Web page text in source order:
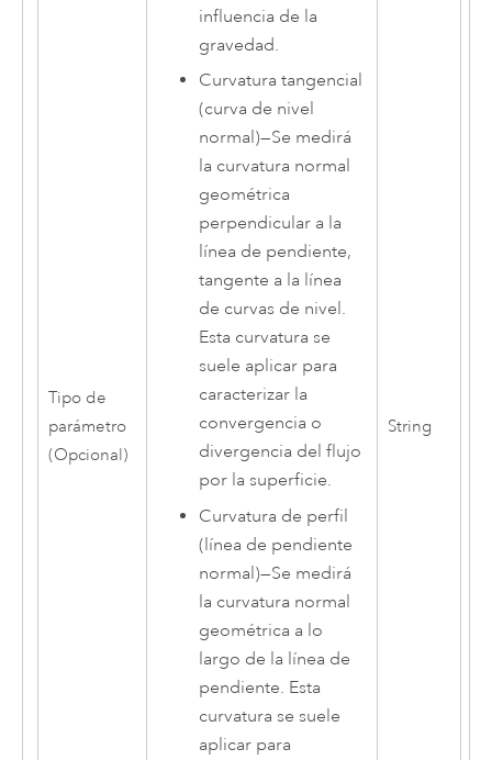
Tipo de
parámetro
(Opcional)
influencia de la
gravedad.
Curvatura tangencial
(curva de nivel
normal)—Se medirá
la curvatura normal
geométrica
perpendicular a la
línea de pendiente,
tangente a la línea
de curvas de nivel.
Esta curvatura se
suele aplicar para
caracterizar la
convergencia o
divergencia del flujo
por la superficie.
Curvatura de perfil
(línea de pendiente
normal)—Se medirá
la curvatura normal
geométrica a lo
largo de la línea de
pendiente. Esta
curvatura se suele
aplicar para
String